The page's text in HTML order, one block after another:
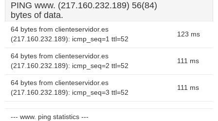
PING www. (217.160.232.189) 56(84)
bytes of data.
64 bytes from clienteservidor.es
(217.160.232.189): icmp_seq=1 ttl=52
123 ms
64 bytes from clienteservidor.es
(217.160.232.189): icmp_seq=2 ttl=52
111 ms
64 bytes from clienteservidor.es
(217.160.232.189): icmp_seq=3 ttl=52
111 ms
--- www. ping statistics ---